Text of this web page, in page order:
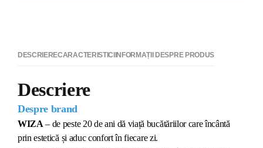
DESCRIERECARACTERISTICI INFORMAȚII DESPRE PRODUS
Descriere
Despre brand
WIZA – de peste 20 de ani dă viață bucătăriilor care încântă
prin estetică și aduc confort în fiecare zi.